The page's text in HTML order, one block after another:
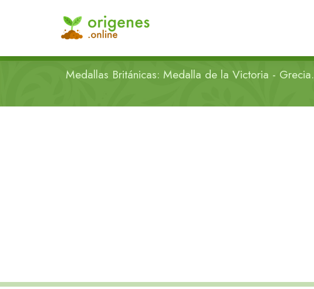
Medallas Británicas: Medalla de la Victoria - Grecia.